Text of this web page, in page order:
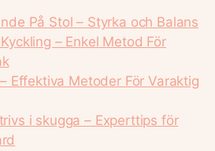
På Stol – Styrka och Balans
– Enkel Metod För
Effektiva Metoder För Varaktig
i skugga – Experttips för